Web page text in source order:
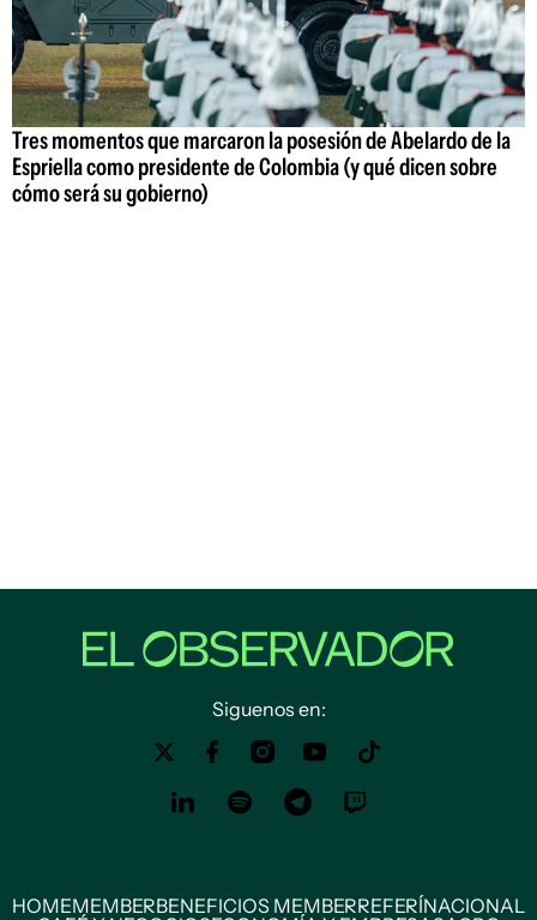
Tres momentos que marcaron la posesión de Abelardo de la
Espriella como presidente de Colombia (y qué dicen sobre
cómo será su gobierno)
Siguenos en:
HOMEMEMBERBENEFICIOS MEMBERREFERÍNACIONAL